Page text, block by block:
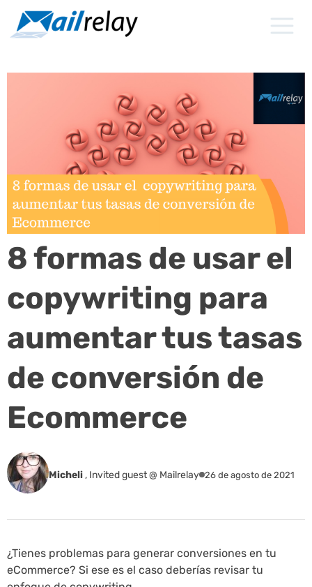
contenido
8 formas de usar el
copywriting para
aumentar tus tasas
de conversión de
Ecommerce
Micheli , Invited guest @ Mailrelay 26 de agosto de 2021
¿Tienes problemas para generar conversiones en tu
eCommerce? Si ese es el caso deberías revisar tu